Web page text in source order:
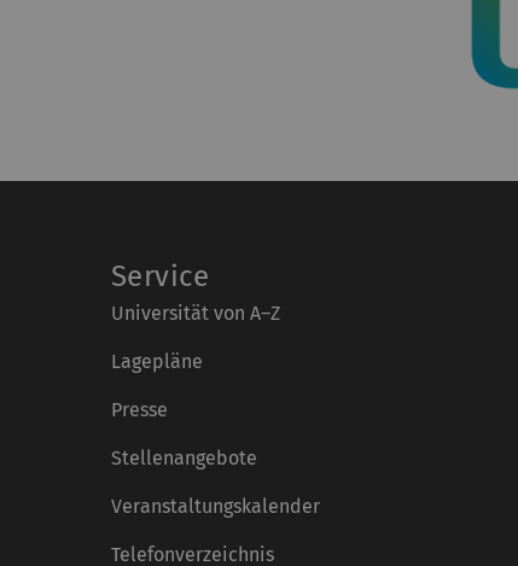
Service
Universität von A–Z
Lagepläne
Presse
Stellenangebote
Veranstaltungskalender
Telefonverzeichnis